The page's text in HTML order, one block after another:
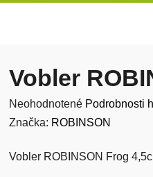
Vobler
Priemerné hodnotenie
Neohodnotené Podrobnosti
Značka: ROBINSON
Vobler ROBINSON Frog